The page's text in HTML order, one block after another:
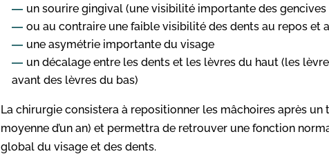
un sourire gingival (une visibilité importante des gencives
ou au contraire une faible visibilité des dents au repos et
une asymétrie importante du visage
un décalage entre les dents et les lèvres du haut (les
avant des lèvres du bas)
La chirurgie consistera à repositionner les mâchoires après
moyenne d’un an) et permettra de retrouver une fonction
global du visage et des dents.